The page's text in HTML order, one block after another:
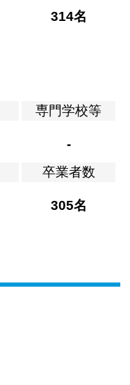
314名
専門学校等
-
卒業者数
305名